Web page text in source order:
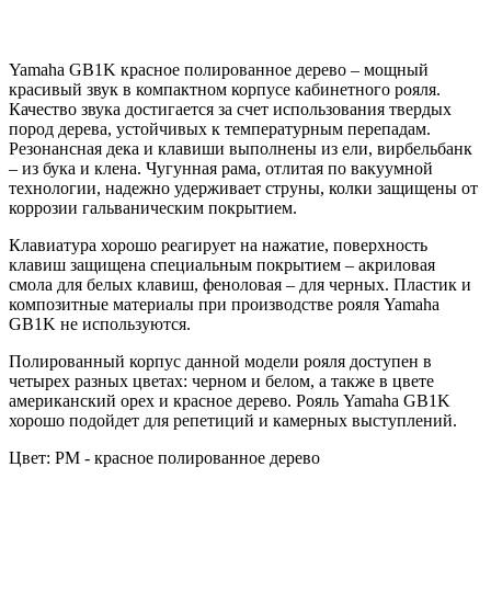
Yamaha GB1K красное полированное дерево – мощный
красивый звук в компактном корпусе кабинетного рояля.
Качество звука достигается за счет использования твердых
пород дерева, устойчивых к температурным перепадам.
Резонансная дека и клавиши выполнены из ели, вирбельбанк
– из бука и клена. Чугунная рама, отлитая по вакуумной
технологии, надежно удерживает струны, колки защищены от
коррозии гальваническим покрытием.
Клавиатура хорошо реагирует на нажатие, поверхность
клавиш защищена специальным покрытием – акриловая
смола для белых клавиш, феноловая – для черных. Пластик и
композитные материалы при производстве рояля Yamaha
GB1K не используются.
Полированный корпус данной модели рояля доступен в
четырех разных цветах: черном и белом, а также в цвете
американский орех и красное дерево. Рояль Yamaha GB1K
хорошо подойдет для репетиций и камерных выступлений.
Цвет: PM - красное полированное дерево